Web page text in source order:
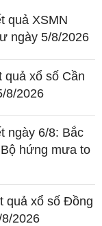
quả XSMN
ngày 5/8/2026
quả xổ số Cần
8/2026
ngày 6/8: Bắc
hứng mưa to
quả xổ số Đồng
2026